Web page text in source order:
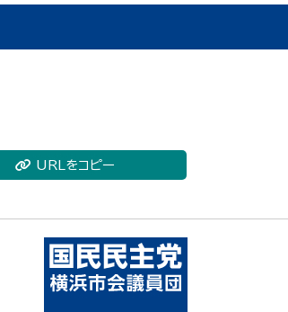
URLをコピー